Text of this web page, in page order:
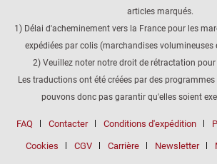
articles marqués.
1) Délai d'acheminement vers la France pour les
expédiées par colis (marchandises volumineuses
2) Veuillez noter notre droit de rétractation
Les traductions ont été créées par des
pouvons donc pas garantir qu'elles soient
FAQ Contacter Conditions d'expédition
Cookies CGV Carrière Newsletter